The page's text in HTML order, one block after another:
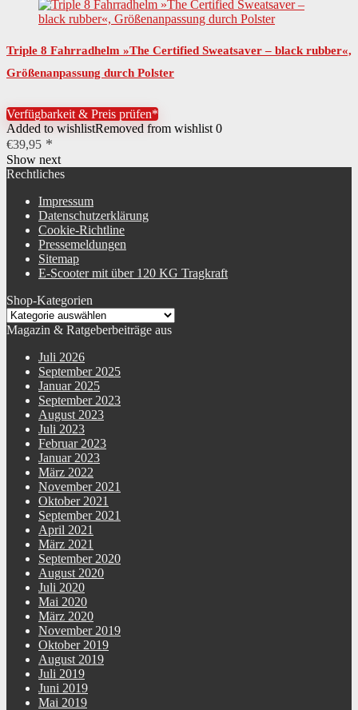
Triple 8 Fahrradhelm »The Certified Sweatsaver – black rubber«,
Größenanpassung durch Polster
Verfügbarkeit & Preis prüfen*
Added to wishlistRemoved from wishlist 0
€39,95
Show next
Rechtliches
Impressum
Datenschutzerklärung
Cookie-Richtline
Pressemeldungen
Sitemap
E-Scooter mit über 120 KG Tragkraft
Shop-Kategorien
Magazin & Ratgeberbeiträge aus
Juli 2026
September 2025
Januar 2025
September 2023
August 2023
Juli 2023
Februar 2023
Januar 2023
März 2022
November 2021
Oktober 2021
September 2021
April 2021
März 2021
September 2020
August 2020
Juli 2020
Mai 2020
März 2020
November 2019
Oktober 2019
August 2019
Juli 2019
Juni 2019
Mai 2019